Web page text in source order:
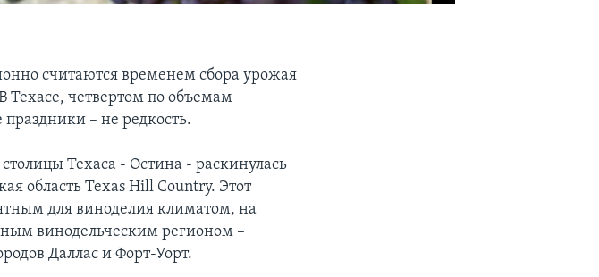
считаются временем сбора урожая
Техасе, четвертом по объемам
– не редкость.
Техаса - Остина - раскинулась
область Texas Hill Country. Этот
для виноделия климатом, на
винодельческим регионом –
Даллас и Форт-Уорт.